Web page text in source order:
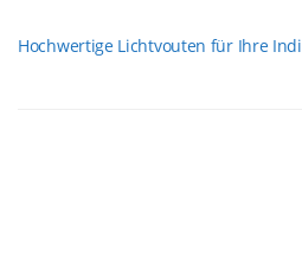
Hochwertige Lichtvouten für Ihre